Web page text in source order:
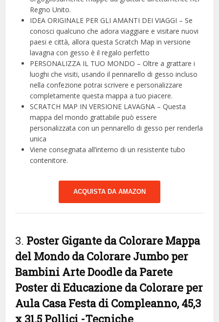
Regno Unito.
IDEA ORIGINALE PER GLI AMANTI DEI VIAGGI – Se
conosci qualcuno che adora viaggiare e visitare nuovi
paesi e città, allora questa Scratch Map in versione
lavagna con gesso è il regalo perfetto
PERSONALIZZA IL TUO MONDO – Oltre a grattare i
luoghi che visiti, usando il pennarello di gesso incluso
nella confezione potrai scrivere e personalizzare
completamente questa mappa a tuo piacere.
SCRATCH MAP IN VERSIONE LAVAGNA – Questa
mappa del mondo grattabile può essere
personalizzata con un pennarello di gesso per renderla
unica
Viene consegnata all’interno di un resistente tubo
contenitore.
ACQUISTA DA AMAZON
3. Poster Gigante da Colorare Mappa
del Mondo da Colorare Jumbo per
Bambini Arte Doodle da Parete
Poster di Educazione da Colorare per
Aula Casa Festa di Compleanno, 45,3
x 31,5 Pollici -Tecniche